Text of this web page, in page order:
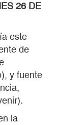
26 DE
este
de
y fuente
la